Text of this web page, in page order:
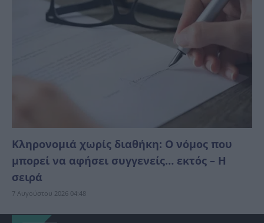
Κληρονομιά χωρίς διαθήκη: Ο νόμος που
μπορεί να αφήσει συγγενείς… εκτός – Η
σειρά
7 Αυγούστου 2026 04:48